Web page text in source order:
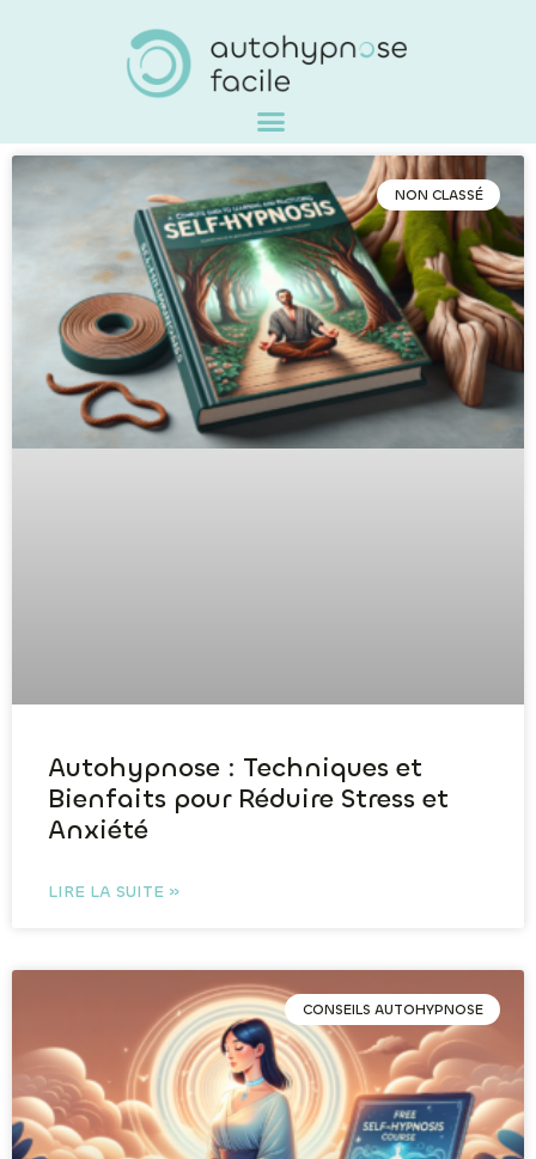
NON CLASSÉ
Autohypnose : Techniques et
Bienfaits pour Réduire Stress et
Anxiété
LIRE LA SUITE »
CONSEILS AUTOHYPNOSE